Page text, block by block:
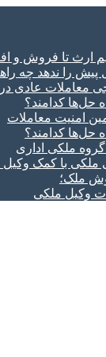
را ندهد چه
معاملات عادی
امنیت معاملات
ملکی اداری
ملکی با کمک
ملک؛
وکیل ملکی